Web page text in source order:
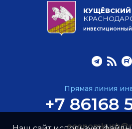
ИНВЕСТИЦИОННЫЙ
Прямая линия
+7 86168